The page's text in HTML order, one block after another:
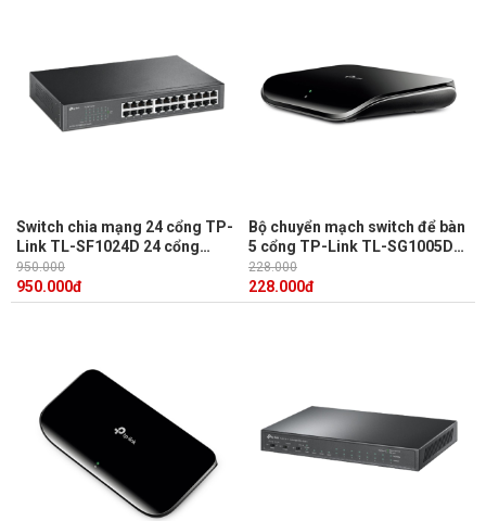
Switch chia mạng 24 cổng TP-
Link TL-SF1024D 24 cổng
RJ45 10/100M, Hỗ trợ MAC
950.000
950.000đ
Bộ chuyển mạch switch để bàn
5 cổng TP-Link TL-SG1005D
công nghệ Green Ethernet tiết
kiệm điện
228.000
228.000đ